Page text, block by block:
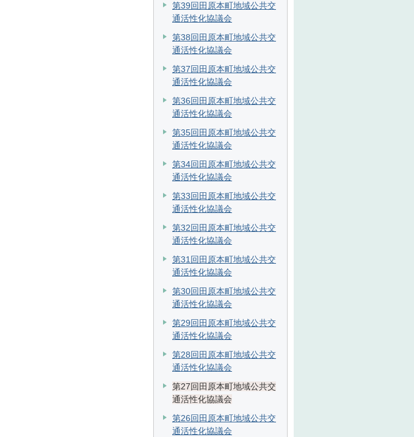
第39回田原本町地域公共交
通活性化協議会
第38回田原本町地域公共交
通活性化協議会
第37回田原本町地域公共交
通活性化協議会
第36回田原本町地域公共交
通活性化協議会
第35回田原本町地域公共交
通活性化協議会
第34回田原本町地域公共交
通活性化協議会
第33回田原本町地域公共交
通活性化協議会
第32回田原本町地域公共交
通活性化協議会
第31回田原本町地域公共交
通活性化協議会
第30回田原本町地域公共交
通活性化協議会
第29回田原本町地域公共交
通活性化協議会
第28回田原本町地域公共交
通活性化協議会
第27回田原本町地域公共交
通活性化協議会
第26回田原本町地域公共交
通活性化協議会